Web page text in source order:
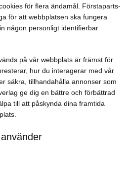
för flera ändamål. Förstaparts-
för att webbplatsen ska fungera
någon personligt identifierbar
på vår webbplats är främst för
hur du interagerar med vår
säkra, tillhandahålla annonser som
ge dig en bättre och förbättrad
till att påskynda dina framtida